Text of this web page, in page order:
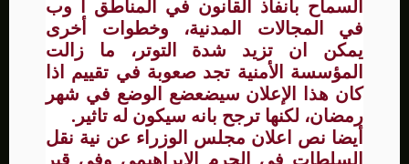
السماح بانفاذ القانون في المناطق أ وب
في المجالات المدنية، وخطوات أخرى
يمكن ان تزيد شدة التوتر، ما زالت
المؤسسة الأمنية تجد صعوبة في تقييم اذا
كان هذا الإعلان سيضعضع الوضع في شهر
رمضان، لكنها ترجح بانه سيكون له تاثير.
أيضا نص اعلان مجلس الوزراء عن نية نقل
السلطات في الحرم الابراهيمي وفي قبر